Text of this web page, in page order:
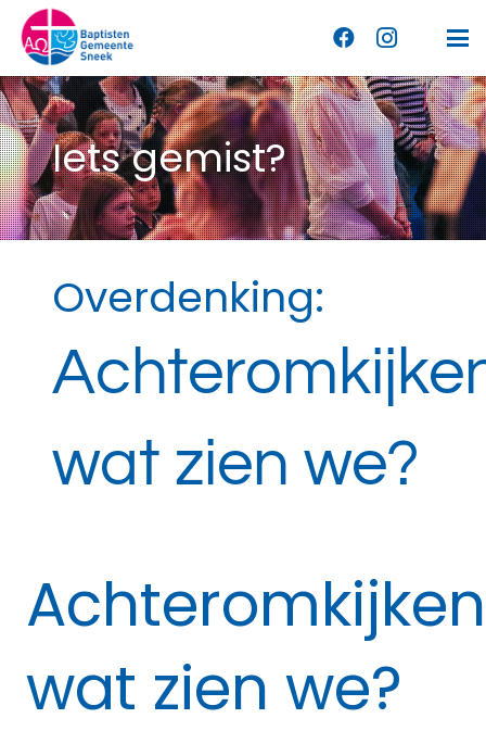
Iets gemist?
Overdenking:
wat zien we?
wat zien we?